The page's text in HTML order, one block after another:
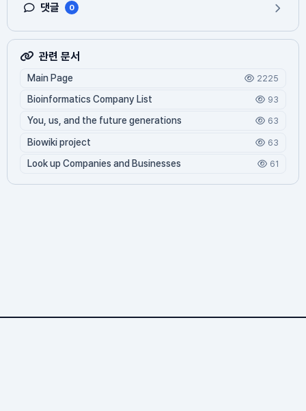
댓글 0
관련 문서
Main Page 2225
Bioinformatics Company List 93
You, us, and the future generations 63
Biowiki project 63
Look up Companies and Businesses 61